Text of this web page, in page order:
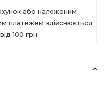
або наложеним
платежем здійснюється
100 грн.